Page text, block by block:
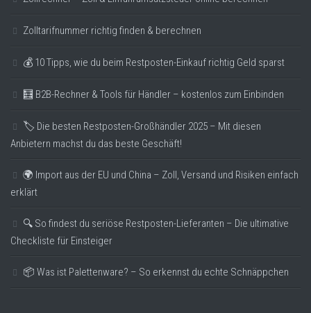
Zolltarifnummer richtig finden & berechnen
💰 10 Tipps, wie du beim Restposten-Einkauf richtig Geld sparst
🧮 B2B-Rechner & Tools für Händler – kostenlos zum Einbinden
🏷️ Die besten Restposten-Großhändler 2025 – Mit diesen
Anbietern machst du das beste Geschäft!
🌍 Import aus der EU und China – Zoll, Versand und Risiken einfach
erklärt
🔍 So findest du seriöse Restposten-Lieferanten – Die ultimative
Checkliste für Einsteiger
📦 Was ist Palettenware? – So erkennst du echte Schnäppchen